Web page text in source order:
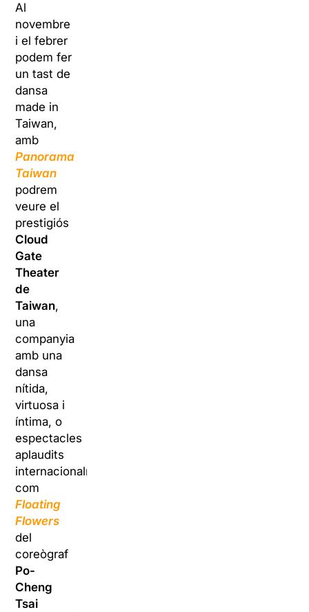
Al
novembre
i el febrer
podem fer
un tast de
dansa
made in
Taiwan,
amb
Panorama
Taiwan
podrem
veure el
prestigiós
Cloud
Gate
Theater
de
Taiwan,
una
companyia
amb una
dansa
nítida,
virtuosa i
íntima, o
espectacles
aplaudits
internacionalment
com
Floating
Flowers
del
coreògraf
Po-
Cheng
Tsai